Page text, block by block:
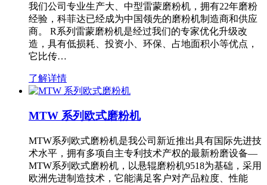
我们公司专业生产大、中型雷蒙磨粉机，拥有22年磨粉
经验，科菲达已经成为中国领先的磨粉机制造商和供应
商。 R系列雷蒙磨粉机是经过我们的专家优化升级改
造，具有低损耗、投资小、环保、占地面积小等优点，
它比传…
了解详情
MTW 系列欧式磨粉机
MTW系列欧式磨粉机是我公司新近推出具有国际先进技
术水平，拥有多项自主专利技术产权的最新粉磨设备—
MTW系列欧式磨粉机，以悬辊磨粉机9518为基础，采用
欧洲先进制造技术，它能满足客户对产品粒度、性能